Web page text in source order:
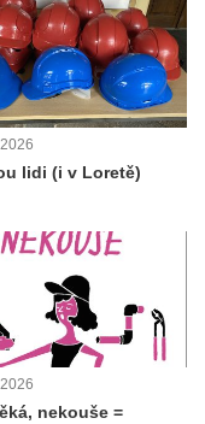
lidi (i v Loretě)
nekouše =